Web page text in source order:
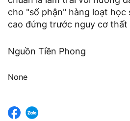
cho "số phận" hàng loạt
cao đứng trước nguy cơ thất
Nguồn Tiền Phong
None